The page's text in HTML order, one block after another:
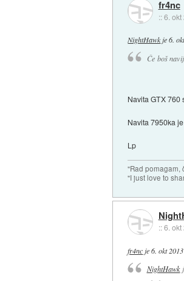
fr4nc
::6. okt
NightHawkje6.
Če boš
Navita GTX 760
Navita 7950ka
Lp
"Rad pomagam,
"I just love to
::6. okt
fr4nc je6. okt
NightHawk